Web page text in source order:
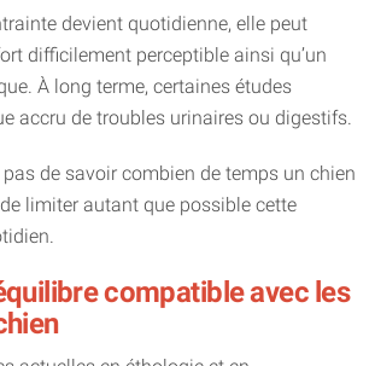
devient quotidienne, elle peut
difficilement perceptible ainsi qu’un
À long terme, certaines études
accru de troubles urinaires ou digestifs.
pas de savoir combien de temps un chien
de limiter autant que possible cette
compatible avec les